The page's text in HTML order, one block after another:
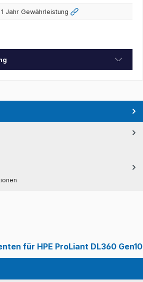
1 Jahr Gewährleistung
für HPE ProLiant DL360 Gen10